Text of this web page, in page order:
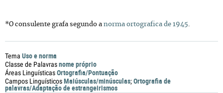
*O consulente grafa segundo a norma ortografica de 1945.
Tema Uso e norma
Classe de Palavrasnome próprio
Áreas LinguísticasOrtografia/Pontuação
Campos LinguísticosMaiúsculas/minúsculas;Ortografia de
palavras/Adaptação de estrangeirismos